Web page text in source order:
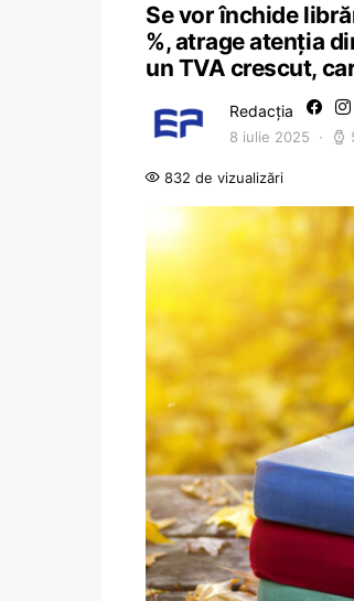
Se vor închide
%, atrage atenția
un TVA crescut,
Redacția
8 iulie 2025
832 de vizualizări